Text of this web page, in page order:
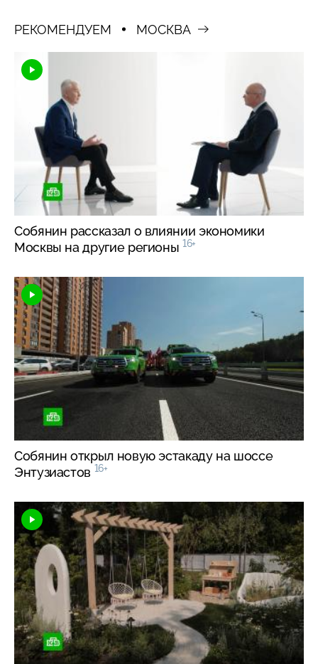
РЕКОМЕНДУЕМ МОСКВА
Собянин рассказал о влиянии экономики
Москвы на другие регионы 16+
Собянин открыл новую эстакаду на шоссе
Энтузиастов 16+